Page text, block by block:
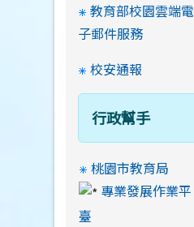
教育部校園雲端電
子郵件服務
校安通報
行政幫手
桃園市教育局
專業發展作業平
臺